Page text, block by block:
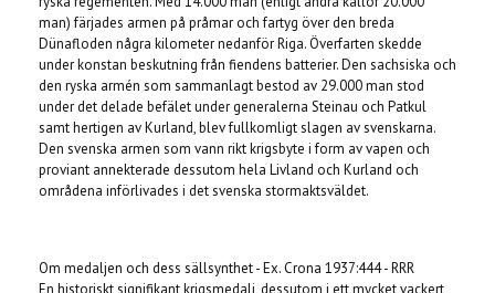
man) färjades armen på pråmar och fartyg över den breda
Dünafloden några kilometer nedanför Riga. Överfarten skedde
under konstan beskutning från fiendens batterier. Den sachsiska och
den ryska armén som sammanlagt bestod av 29.000 man stod
under det delade befälet under generalerna Steinau och Patkul
samt hertigen av Kurland, blev fullkomligt slagen av svenskarna.
Den svenska armen som vann rikt krigsbyte i form av vapen och
proviant annekterade dessutom hela Livland och Kurland och
områdena införlivades i det svenska stormaktsväldet.
Om medaljen och dess sällsynthet - Ex. Crona 1937:444 - RRR
En historiskt signifikant krigsmedalj, dessutom i ett mycket vackert